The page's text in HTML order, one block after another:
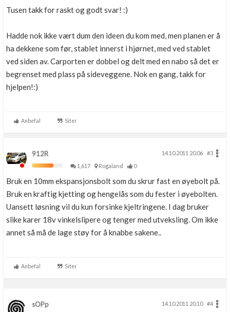
Tusen takk for raskt og godt svar! :)
Hadde nok ikke vært dum den ideen du kom med, men planen er å
ha dekkene som før, stablet innerst i hjørnet, med ved stablet
ved siden av. Carporten er dobbel og delt med en nabo så det er
begrenset med plass på sideveggene. Nok en gang, takk for
hjelpen!:)
Anbefal Siter
912R 14.10.2011 20.06
#3
1,617
Rogaland 0
Bruk en 10mm ekspansjonsbolt som du skrur fast en øyebolt på.
Bruk en kraftig kjetting og hengelås som du fester i øyebolten.
Uansett løsning vil du kun forsinke kjeltringene. I dag bruker
slike karer 18v vinkelslipere og tenger med utveksling. Om ikke
annet så må de lage støy for å knabbe sakene..
Anbefal Siter
sOPp 14.10.2011 20.10
#4